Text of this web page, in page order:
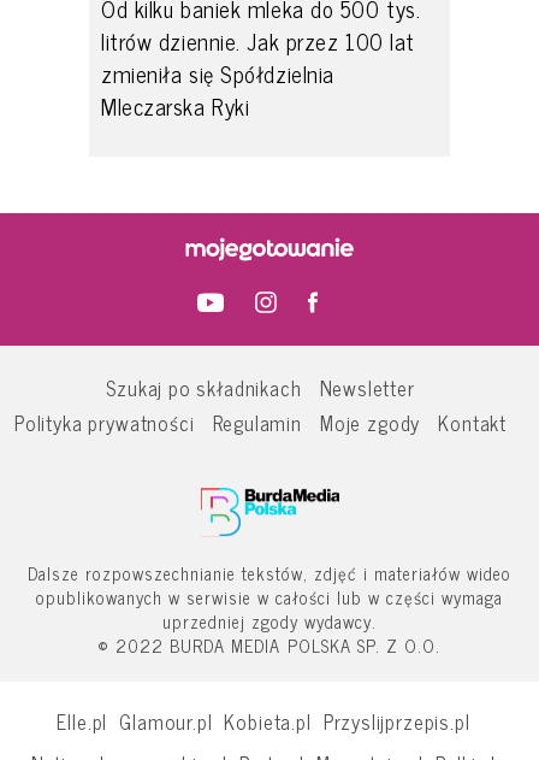
Od kilku baniek mleka do 500 tys.
litrów dziennie. Jak przez 100 lat
zmieniła się Spółdzielnia
Mleczarska Ryki
Szukaj po składnikach
Newsletter
Polityka prywatności
Regulamin Moje zgody Kontakt
Dalsze rozpowszechnianie tekstów, zdjęć i materiałów wideo
opublikowanych w serwisie w całości lub w części wymaga
uprzedniej zgody wydawcy.
© 2022 BURDA MEDIA POLSKA SP. Z O.O.
Elle.pl Glamour.pl Kobieta.pl Przyslijprzepis.pl